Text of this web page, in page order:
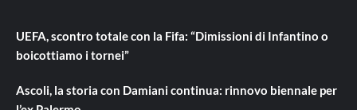
UEFA, scontro totale con la Fifa: “Dimissioni di Infantino o
boicottiamo i tornei”
Ascoli, la storia con Damiani continua: rinnovo biennale per